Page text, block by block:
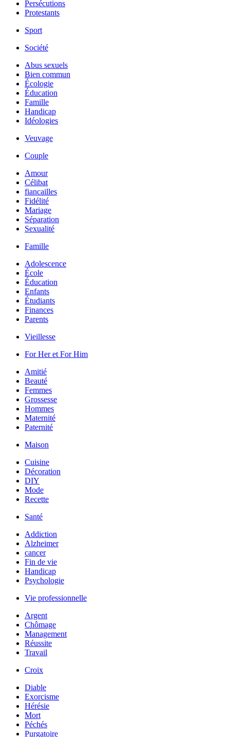
Persécutions
Protestants
Sport
Société
Abus sexuels
Bien commun
Écologie
Éducation
Famille
Handicap
Idéologies
Veuvage
Couple
Amour
Célibat
fiancailles
Fidélité
Mariage
Séparation
Sexualité
Famille
Adolescence
École
Éducation
Enfants
Étudiants
Finances
Parents
Vieillesse
For Her et For Him
Amitié
Beauté
Femmes
Grossesse
Hommes
Maternité
Paternité
Maison
Cuisine
Décoration
DIY
Mode
Recette
Santé
Addiction
Alzheimer
cancer
Fin de vie
Handicap
Psychologie
Vie professionnelle
Argent
Chômage
Management
Réussite
Travail
Croix
Diable
Exorcisme
Hérésie
Mort
Péchés
Purgatoire